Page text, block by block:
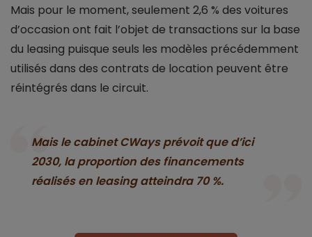
Mais pour le moment, seulement 2,6 % des voitures
d’occasion ont fait l’objet de transactions sur la base
du leasing puisque seuls les modèles précédemment
utilisés dans des contrats de location peuvent être
réintégrés dans le circuit.
Mais le cabinet CWays prévoit que d’ici
2030, la proportion des financements
réalisés en leasing atteindra 70 %.